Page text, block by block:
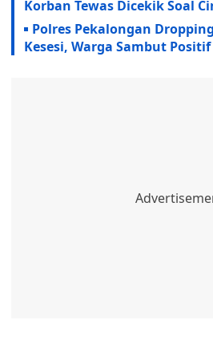
Korban Tewas Dicekik Soal
Polres Pekalongan
Kesesi, Warga Sambut Positif